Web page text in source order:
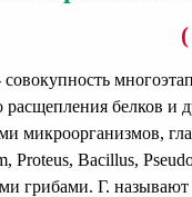
совокупность
расщепления белков и
микроорганизмов,
Proteus, Bacillus,
грибами. Г.